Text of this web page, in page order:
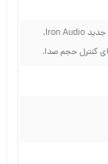
برترین دستگاه از خانواده ACE، دارای ویژگی جدید Iron Audio،